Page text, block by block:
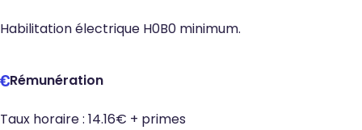
Habilitation électrique H0B0 minimum.
Rémunération
Taux horaire : 14.16€ + primes